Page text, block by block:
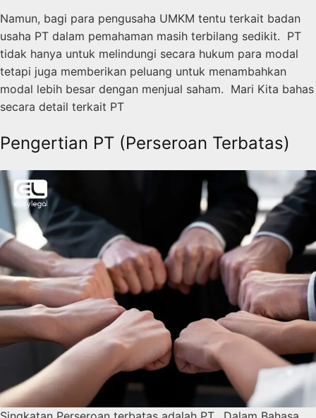
Namun, bagi para pengusaha UMKM tentu terkait badan
usaha PT dalam pemahaman masih terbilang sedikit. PT
tidak hanya untuk melindungi secara hukum para modal
tetapi juga memberikan peluang untuk menambahkan
modal lebih besar dengan menjual saham. Mari Kita bahas
secara detail terkait PT
Pengertian PT (Perseroan Terbatas)